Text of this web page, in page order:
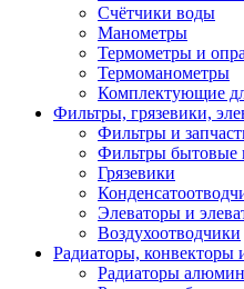
Счётчики воды
Манометры
Термометры и
Термоманометры
Комплектующие
Фильтры, грязевики,
Фильтры и
Фильтры бытовые
Грязевики
Элеваторы и
Воздухоотводчики
Радиаторы,
Радиаторы